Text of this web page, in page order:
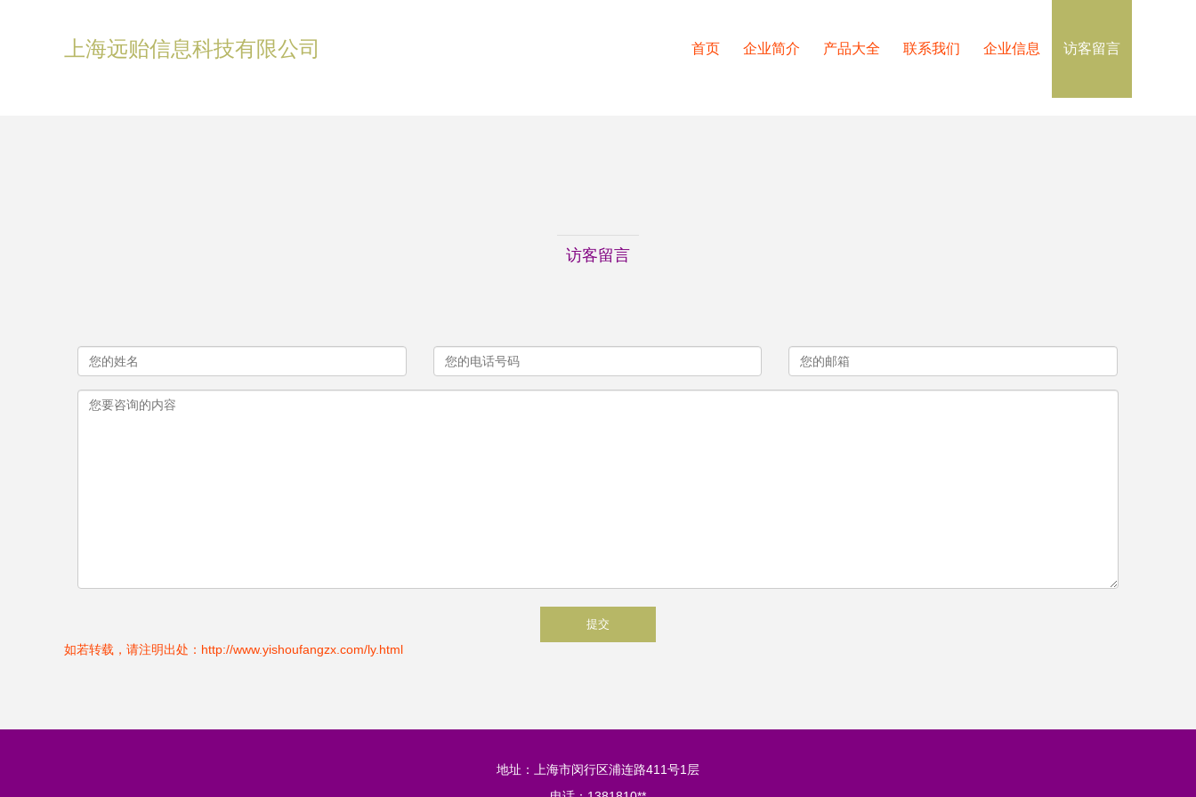
上海远贻信息科技有限公司 首页 企业简介 产品大全 联系我们 企业信息 访客留言
访客留言
如若转载，请注明出处：http://www.yishoufangzx.com/ly.html
地址：上海市闵行区浦连路411号1层